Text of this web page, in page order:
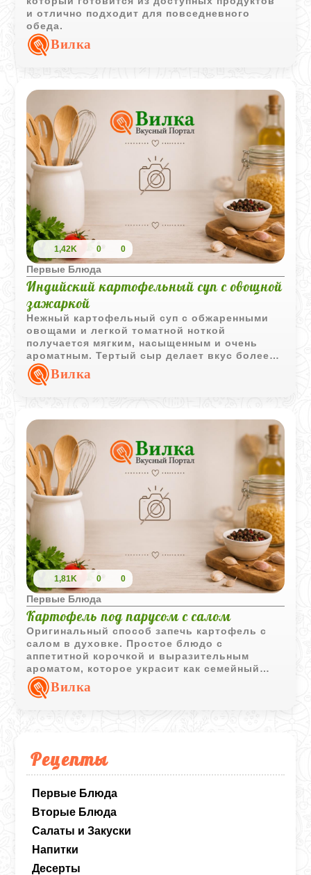
Рецепты
Первые Блюда
Вторые Блюда
Салаты и Закуски
Напитки
Десерты
и отлично подходит для повседневного
обеда.
Вилка
1,42K 0 0
Первые Блюда
Индийский картофельный суп с овощной
зажаркой
Нежный картофельный суп с обжаренными
овощами и легкой томатной ноткой
получается мягким, насыщенным и очень
ароматным. Тертый сыр делает вкус более
выразительным и придает супу приятную
сливочную текстуру.
Вилка
1,81K 0 0
Первые Блюда
Картофель под парусом с салом
Оригинальный способ запечь картофель с
салом в духовке. Простое блюдо с
аппетитной корочкой и выразительным
ароматом, которое украсит как семейный
ужин, так и пикник.
Вилка